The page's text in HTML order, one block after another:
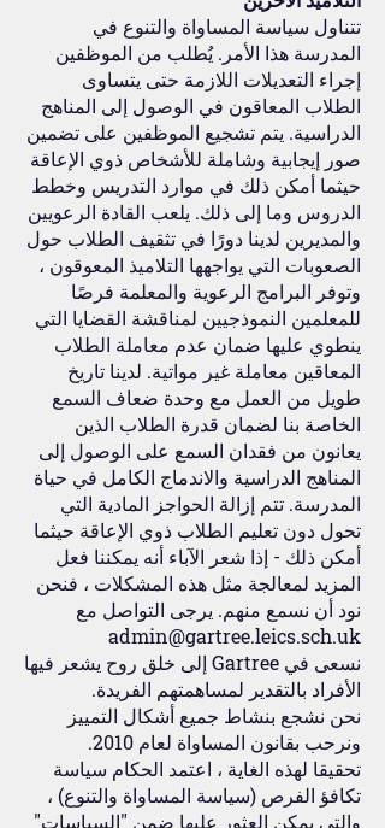
تتناول سياسة المساواة والتنوع في
المدرسة هذا الأمر. يُطلب من الموظفين
إجراء التعديلات اللازمة حتى يتساوى
الطلاب المعاقون في الوصول إلى المناهج
الدراسية. يتم تشجيع الموظفين على تضمين
صور إيجابية وشاملة للأشخاص ذوي الإعاقة
حيثما أمكن ذلك في موارد التدريس وخطط
الدروس وما إلى ذلك. يلعب القادة الرعويين
والمديرين لدينا دورًا في تثقيف الطلاب حول
الصعوبات التي يواجهها التلاميذ المعوقون ،
وتوفر البرامج الرعوية والمعلمة فرصًا
للمعلمين النموذجيين لمناقشة القضايا التي
ينطوي عليها ضمان عدم معاملة الطلاب
المعاقين معاملة غير مواتية. لدينا تاريخ
طويل من العمل مع وحدة ضعاف السمع
الخاصة بنا لضمان قدرة الطلاب الذين
يعانون من فقدان السمع على الوصول إلى
المناهج الدراسية والاندماج الكامل في حياة
المدرسة. تتم إزالة الحواجز المادية التي
تحول دون تعليم الطلاب ذوي الإعاقة حيثما
أمكن ذلك - إذا شعر الآباء أنه يمكننا فعل
المزيد لمعالجة مثل هذه المشكلات ، فنحن
نود أن نسمع منهم. يرجى التواصل مع
admin@gartree.leics.sch.uk
نسعى في Gartree إلى خلق روح يشعر فيها
الأفراد بالتقدير لمساهمتهم الفريدة.
نحن نشجع بنشاط جميع أشكال التمييز
ونرحب بقانون المساواة لعام 2010.
تحقيقا لهذه الغاية ، اعتمد الحكام سياسة
تكافؤ الفرص (سياسة المساواة والتنوع) ،
والتي يمكن العثور عليها ضمن "السياسات"